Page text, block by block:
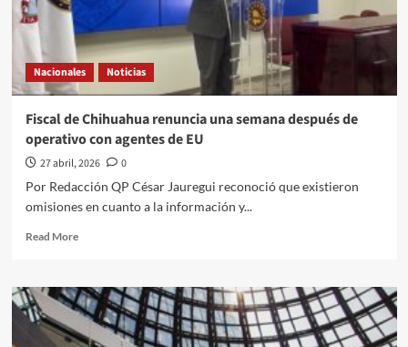
la
caída
de
Trump
Nacionales Noticias
Fiscal de Chihuahua renuncia una semana después de
operativo con agentes de EU
27 abril, 2026
0
Por Redacción QP César Jauregui reconoció que existieron
omisiones en cuanto a la información y...
Read MoreRead
Fiscal
de
Chihuahua
renuncia